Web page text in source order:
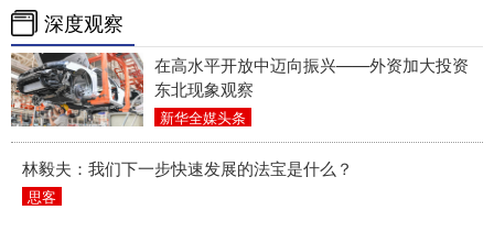
深度观察
在高水平开放中迈向振兴——外资加大投资
东北现象观察
新华全媒头条
林毅夫：我们下一步快速发展的法宝是什么？
思客